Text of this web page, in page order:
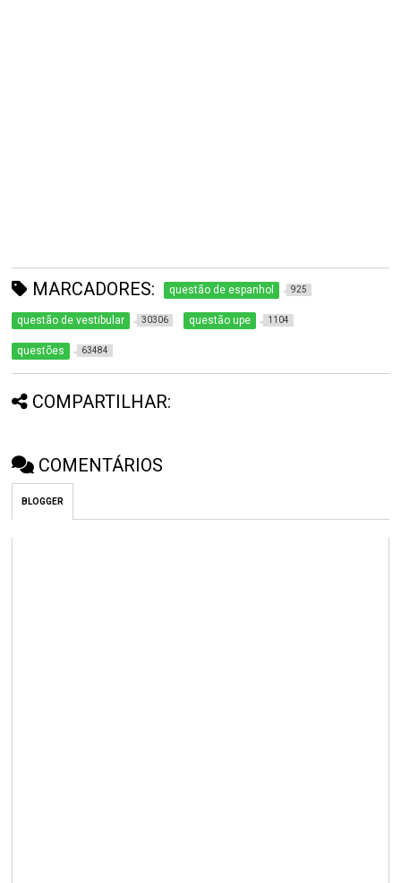
MARCADORES: questão de espanhol 925
questão de vestibular 30306 questão upe 1104
questões 63484
COMPARTILHAR:
COMENTÁRIOS
BLOGGER